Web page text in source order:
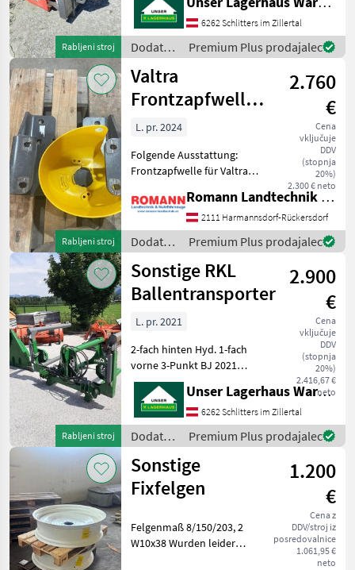
Rabljeni stroj
Ihnen angefragte Maschine
aktuell bei uns am Lager
steht. Wir inserieren auch
Maschine
6262 Schlitters im Zillertal
Dodatna
oprema
za
traktorje
/
Sonstige
Premium Plus prodajalec
Rabljeni stroj
Valtra
Frontzapfwelle
A-Serie
2.760
€
Cena
vključuje
DDV
(stopnja
20%)
2.300 € neto
L. pr. 2024
Folgende Ausstattung:
Frontzapfwelle für Valtra
Schalter für Kabine mit
am Standort Romann
Landtechnik, 2111
Romann Landtechnik & Nutzfahrzeuge e.U.
2111 Harmannsdorf-Rückersdorf
Dodatna
oprema
za
traktorje
/ Valtra
Premium Plus prodajalec
Rabljeni stroj
Sonstige RKL
Ballentransporter
2.900
€
Cena
vključuje
DDV
(stopnja
20%)
2.416,67 €
neto
L. pr. 2021
2-fach hinten Hyd. 1-fach
vorne 3-Punkt BJ 2021
Informieren Sie sich bitte
vor Fahrt-Antritt
telefonisch, ob die von
Ihnen angefragte Maschine
aktuell bei uns am L
Unser Lagerhaus Warenhandelsges.m.b.H.
6262 Schlitters im Zillertal
Dodatna
oprema
za
traktorje
/
Premium Plus prodajalec
Sonstige
Fixfelgen
1.200
€
Cena z
DDV/stroj iz
posredovalnice
1.061,95 €
neto
Felgenmaß 8/150/203, 2
W10x38 Wurden leider